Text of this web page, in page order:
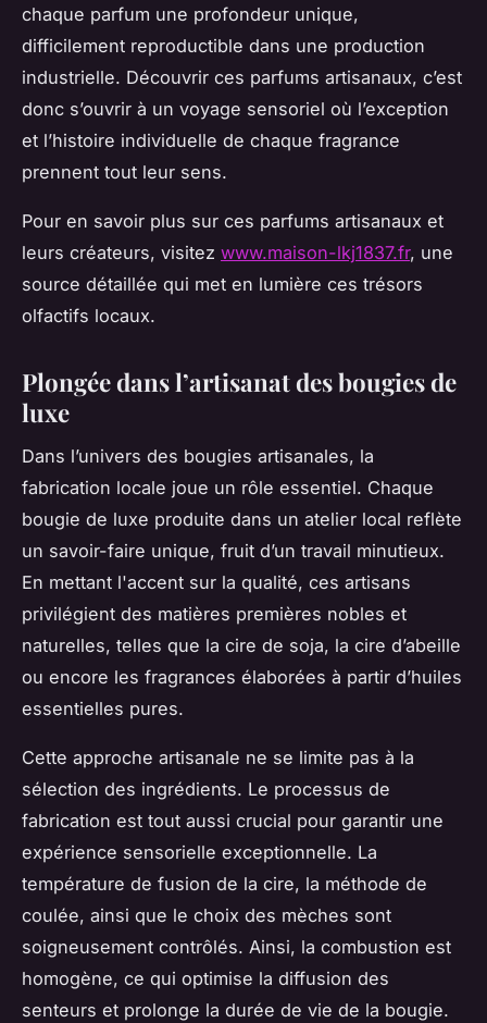
chaque parfum une profondeur unique,
difficilement reproductible dans une production
industrielle. Découvrir ces parfums artisanaux, c’est
donc s’ouvrir à un voyage sensoriel où l’exception
et l’histoire individuelle de chaque fragrance
prennent tout leur sens.
Pour en savoir plus sur ces parfums artisanaux et
leurs créateurs, visitez www.maison-lkj1837.fr, une
source détaillée qui met en lumière ces trésors
olfactifs locaux.
Plongée dans l’artisanat des bougies de
luxe
Dans l’univers des bougies artisanales, la
fabrication locale joue un rôle essentiel. Chaque
bougie de luxe produite dans un atelier local reflète
un savoir-faire unique, fruit d’un travail minutieux.
En mettant l'accent sur la qualité, ces artisans
privilégient des matières premières nobles et
naturelles, telles que la cire de soja, la cire d’abeille
ou encore les fragrances élaborées à partir d’huiles
essentielles pures.
Cette approche artisanale ne se limite pas à la
sélection des ingrédients. Le processus de
fabrication est tout aussi crucial pour garantir une
expérience sensorielle exceptionnelle. La
température de fusion de la cire, la méthode de
coulée, ainsi que le choix des mèches sont
soigneusement contrôlés. Ainsi, la combustion est
homogène, ce qui optimise la diffusion des
senteurs et prolonge la durée de vie de la bougie.